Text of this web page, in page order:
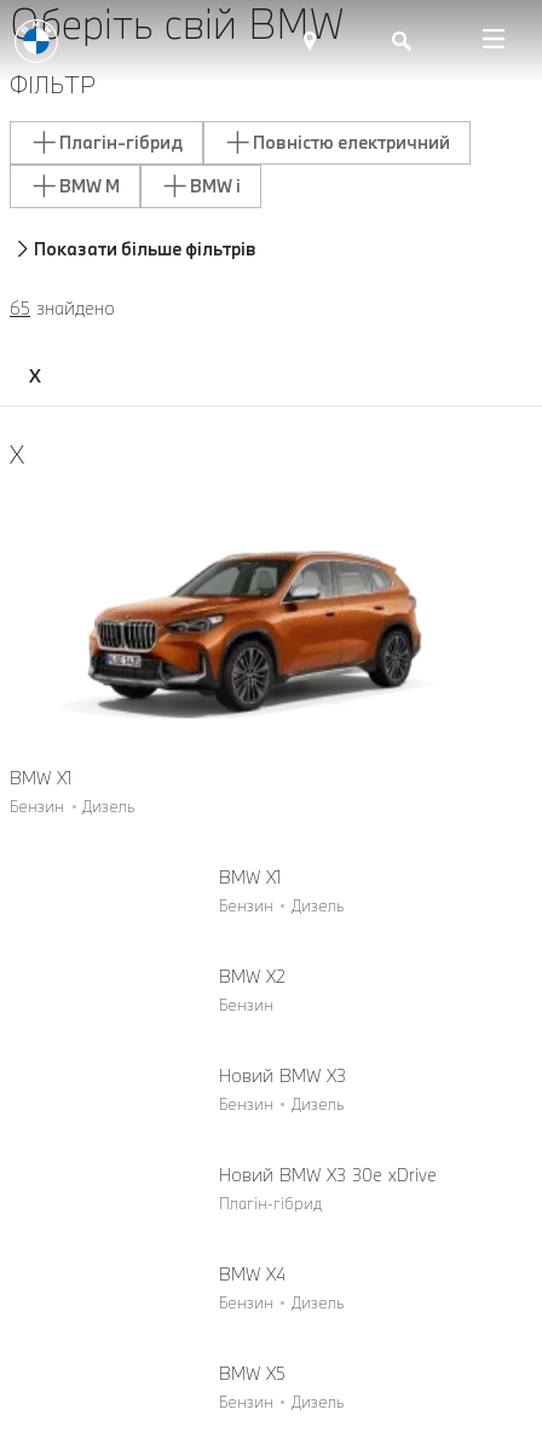
Оберіть свій BMW
ФІЛЬТР
Показати більше фільтрів
65 знайдено
X
X
BMW X1
Бензин Дизель
BMW X1
Бензин Дизель
BMW X2
Бензин
Новий BMW X3
Бензин Дизель
Новий BMW X3 30e xDrive
Плагін-гібрид
BMW X4
Бензин Дизель
BMW X5
Бензин Дизель